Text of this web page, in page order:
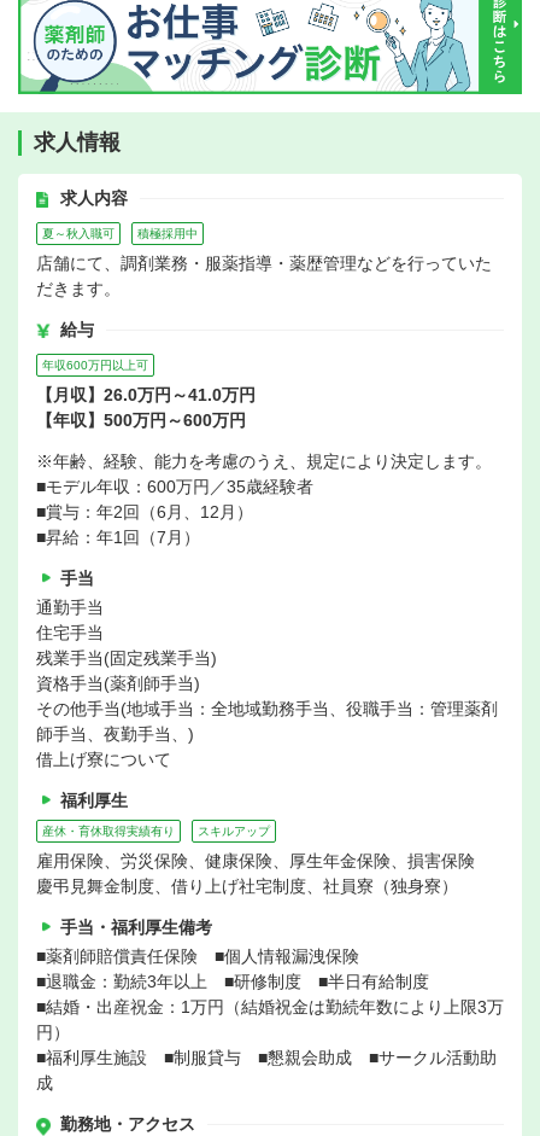
求人情報
求人内容
夏～秋入職可 積極採用中
店舗にて、調剤業務・服薬指導・薬歴管理などを行っていた
だきます。
給与
年収600万円以上可
【月収】26.0万円～41.0万円
【年収】500万円～600万円
※年齢、経験、能力を考慮のうえ、規定により決定します。
■モデル年収：600万円／35歳経験者
■賞与：年2回（6月、12月）
■昇給：年1回（7月）
手当
通勤手当
住宅手当
残業手当(固定残業手当)
資格手当(薬剤師手当)
その他手当(地域手当：全地域勤務手当、役職手当：管理薬剤
師手当、夜勤手当、)
借上げ寮について
福利厚生
産休・育休取得実績有り スキルアップ
雇用保険、労災保険、健康保険、厚生年金保険、損害保険
慶弔見舞金制度、借り上げ社宅制度、社員寮（独身寮）
手当・福利厚生備考
■薬剤師賠償責任保険 ■個人情報漏洩保険
■退職金：勤続3年以上 ■研修制度 ■半日有給制度
■結婚・出産祝金：1万円（結婚祝金は勤続年数により上限3万
円）
■福利厚生施設 ■制服貸与 ■懇親会助成 ■サークル活動助
成
勤務地・アクセス